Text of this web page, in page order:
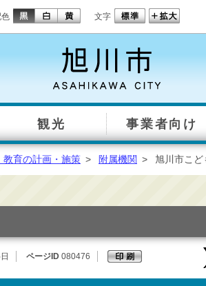
色 文字
観光 事業者向け
教育の計画・施策 > 附属機関 > 旭川市こ
ページID 080476